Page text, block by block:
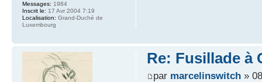
Messages: 1984
Inscrit le: 17 Avr 2004 7:19
Localisation: Grand-Duché de
Luxembourg
Re: Fusillade à
par marcelinswitch»